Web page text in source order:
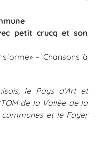
petit crucq et son
– Chansons à
le Pays d’Art et
de la Vallée de la
et le Foyer